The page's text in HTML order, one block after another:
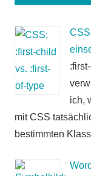
ich,
mit CSS
bestimmten